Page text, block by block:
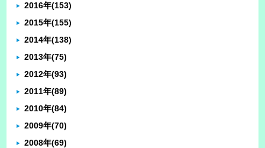
2016年(153)
2015年(155)
2014年(138)
2013年(75)
2012年(93)
2011年(89)
2010年(84)
2009年(70)
2008年(69)